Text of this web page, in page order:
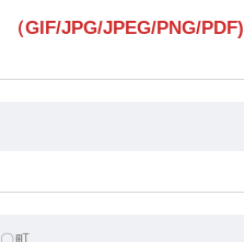
GIF/JPG/JPEG/PNG/PDF)